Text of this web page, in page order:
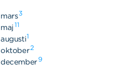
mars3
maj 11
augusti1
oktober2
december9